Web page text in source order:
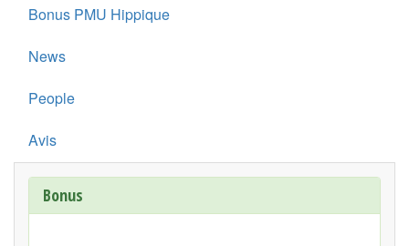
Bonus PMU Hippique
News
People
Avis
Bonus